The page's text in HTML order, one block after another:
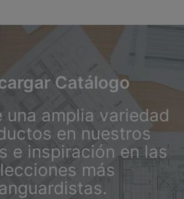
Catálogo
una amplia variedad
en nuestros
e inspiración en las
más